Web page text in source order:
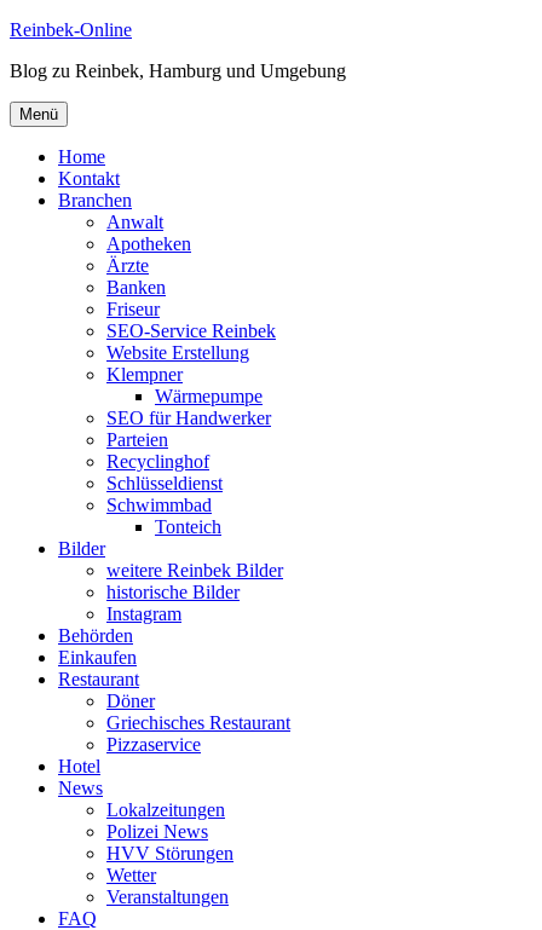
Zum
springen
Reinbek-Online
Blog zu Reinbek, Hamburg und Umgebung
Menü
Home
Kontakt
Branchen
Anwalt
Apotheken
Ärzte
Banken
Friseur
SEO-Service Reinbek
Website Erstellung
Klempner
Wärmepumpe
SEO für Handwerker
Parteien
Recyclinghof
Schlüsseldienst
Schwimmbad
Tonteich
Bilder
weitere Reinbek Bilder
historische Bilder
Instagram
Behörden
Einkaufen
Restaurant
Döner
Griechisches Restaurant
Pizzaservice
Hotel
News
Lokalzeitungen
Polizei News
HVV Störungen
Wetter
Veranstaltungen
FAQ